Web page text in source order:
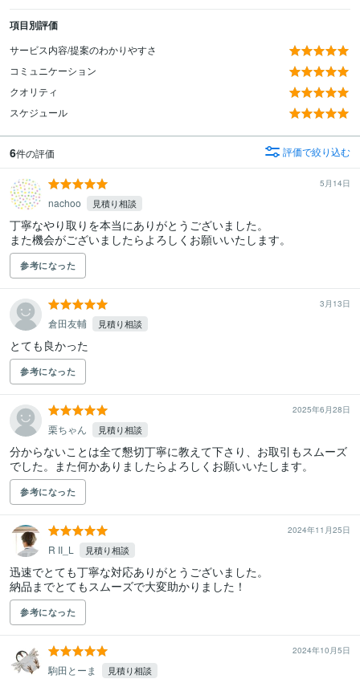
項目別評価
サービス内容/提案のわかりやすさ
コミュニケーション
クオリティ
スケジュール
6件の評価 評価で絞り込む
5月14日
nachoo 見積り相談
丁寧なやり取りを本当にありがとうございました。
また機会がございましたらよろしくお願いいたします。
参考になった
3月13日
倉田友輔 見積り相談
とても良かった
参考になった
2025年6月28日
栗ちゃん 見積り相談
分からないことは全て懇切丁寧に教えて下さり、お取引もスムーズ
でした。また何かありましたらよろしくお願いいたします。
参考になった
2024年11月25日
R II_L 見積り相談
迅速でとても丁寧な対応ありがとうございました。
納品までとてもスムーズで大変助かりました！
参考になった
2024年10月5日
駒田とーま 見積り相談